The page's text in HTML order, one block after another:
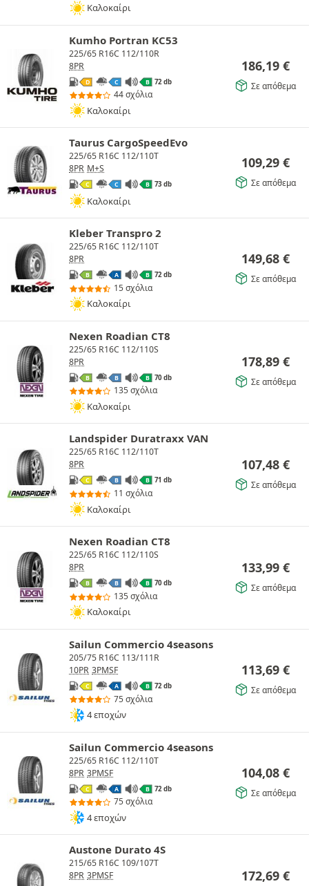
Καλοκαίρι
Kumho Portran KC53
225/65 R16C 112/110R
8PR
D C B 72 db
44 σχόλια
Καλοκαίρι
186,19 €
Σε απόθεμα
Taurus CargoSpeedEvo
225/65 R16C 112/110T
8PR M+S
C C B 73 db
Καλοκαίρι
109,29 €
Σε απόθεμα
Kleber Transpro 2
225/65 R16C 112/110T
8PR
B A B 72 db
15 σχόλια
Καλοκαίρι
149,68 €
Σε απόθεμα
Nexen Roadian CT8
225/65 R16C 112/110S
8PR
B B B 70 db
135 σχόλια
Καλοκαίρι
178,89 €
Σε απόθεμα
Landspider Duratraxx VAN
225/65 R16C 112/110T
8PR
C B B 71 db
11 σχόλια
Καλοκαίρι
107,48 €
Σε απόθεμα
Nexen Roadian CT8
225/65 R16C 112/110S
8PR
B B B 70 db
135 σχόλια
Καλοκαίρι
133,99 €
Σε απόθεμα
Sailun Commercio 4seasons
205/75 R16C 113/111R
10PR 3PMSF
C A B 72 db
75 σχόλια
4 εποχών
113,69 €
Σε απόθεμα
Sailun Commercio 4seasons
225/65 R16C 112/110T
8PR 3PMSF
C A B 72 db
75 σχόλια
4 εποχών
104,08 €
Σε απόθεμα
Austone Durato 4S
215/65 R16C 109/107T
8PR 3PMSF 172,69 €